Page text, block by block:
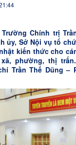
Trường Chính trị
ủy, Sở Nội vụ tổ
kiến thức cho
phường, thị
Trần Thế Dũng –